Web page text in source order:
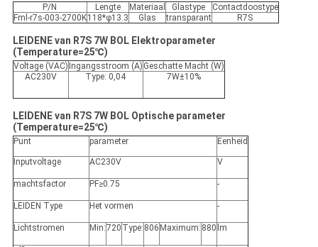
P/N Lengte Materiaal Glastype
Contactdoostype
Fml-r7s-003-2700K118*φ13.3 Glas transparant R7S
LEIDENE van R7S 7W BOL Elektroparameter
(Temperature=25℃)
Voltage (VAC) Ingangsstroom (A) Geschatte Macht (W)
AC230V
Type: 0,04 7W±10%
LEIDENE van R7S 7W BOL Optische parameter
(Temperature=25℃)
Punt parameter Eenheid
Inputvoltage AC230V V
machtsfactor PF≥0.75 -
LEIDEN Type Het vormen -
Lichtstromen Min:720 Type: 806 Maximum: 880 lm